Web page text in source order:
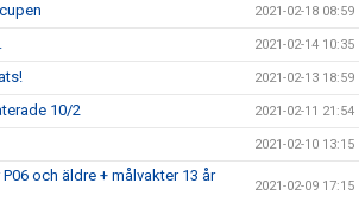
2021-02-18 08:59
2021-02-14 10:35
2021-02-13 18:59
10/2 2021-02-11 21:54
2021-02-10 13:15
och äldre + målvakter 13 år
2021-02-09 17:15